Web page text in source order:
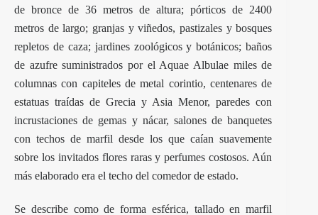
de bronce de 36 metros de altura; pórticos de 2400
metros de largo; granjas y viñedos, pastizales y bosques
repletos de caza; jardines zoológicos y botánicos; baños
de azufre suministrados por el Aquae Albulae miles de
columnas con capiteles de metal corintio, centenares de
estatuas traídas de Grecia y Asia Menor, paredes con
incrustaciones de gemas y nácar, salones de banquetes
con techos de marfil desde los que caían suavemente
sobre los invitados flores raras y perfumes costosos. Aún
más elaborado era el techo del comedor de estado.
Se describe como de forma esférica, tallado en marfil